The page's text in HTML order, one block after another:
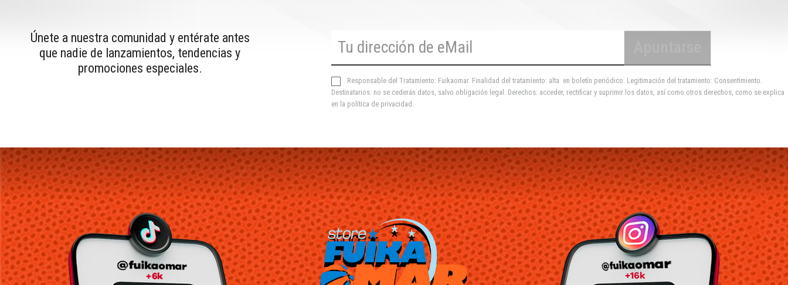
Únete a nuestra comunidad y entérate antes
que nadie de lanzamientos, tendencias y
promociones especiales.
Responsable del Tratamiento: Fuikaomar. Finalidad del tratamiento: alta en boletín periódico. Legitimación del tratamiento: Consentimiento.
Destinatarios: no se cederán datos, salvo obligación legal. Derechos: acceder, rectificar y suprimir los datos, así como otros derechos, como se explica
en la política de privacidad